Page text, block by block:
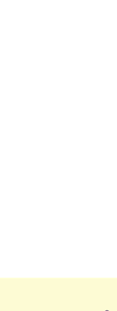
истории, клипы!
шаржи, стихи,